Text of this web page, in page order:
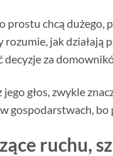
prostu chcą
jak
za
głos, zwykle
gospodarstwach,
ruchu,